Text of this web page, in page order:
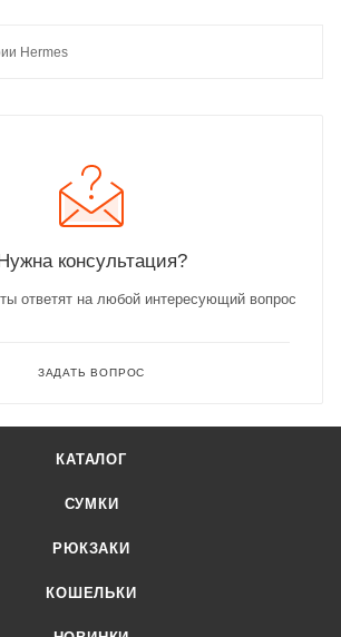
Hermes
консультация?
ответят на любой интересующий вопрос
ЗАДАТЬ ВОПРОС
КАТАЛОГ
СУМКИ
РЮКЗАКИ
КОШЕЛЬКИ